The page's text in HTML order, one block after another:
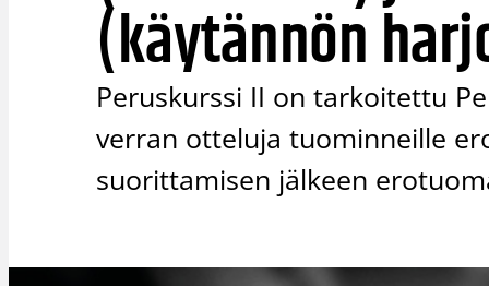
(käytännön
Peruskurssi II on tarkoitettu
verran otteluja tuominneille
suorittamisen jälkeen